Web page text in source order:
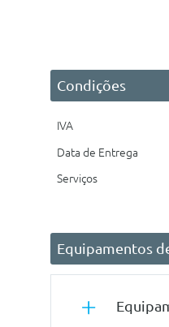
Condições
IVA
Data de Entrega
Serviços
Equipamentos